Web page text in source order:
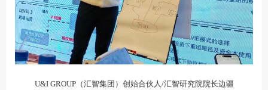
U&I GROUP（汇智集团）创始合伙人/汇智研究院院长边疆